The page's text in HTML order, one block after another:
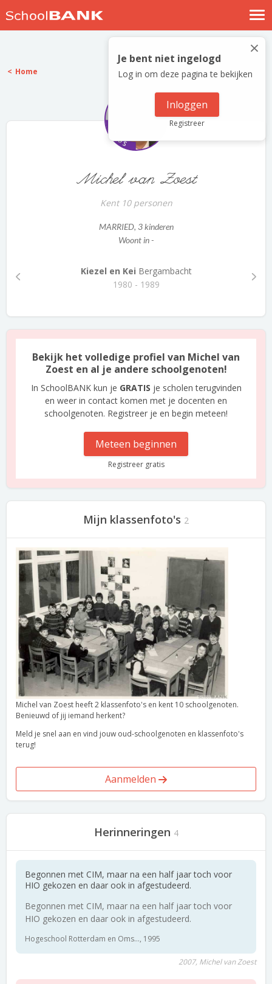
Nostalgische verhalen
Log in
Meld je gratis aan
×
Je bent niet ingelogd
Log in om deze pagina te bekijken
Inloggen
Registreer
Home
Michel van Zoest
Kent 10 personen
MARRIED, 3 kinderen
Woont in -
Kiezel en Kei Bergambacht
1980 - 1989
Bekijk het volledige profiel van Michel van
Zoest en al je andere schoolgenoten!
In SchoolBANK kun je GRATIS je scholen terugvinden
en weer in contact komen met je docenten en
schoolgenoten. Registreer je en begin meteen!
Meteen beginnen
Registreer gratis
Mijn klassenfoto's 2
Michel van Zoest heeft 2 klassenfoto's en kent 10 schoolgenoten.
Benieuwd of jij iemand herkent?
Meld je snel aan en vind jouw oud-schoolgenoten en klassenfoto's
terug!
Aanmelden
Herinneringen 4
Begonnen met CIM, maar na een half jaar toch voor
HIO gekozen en daar ook in afgestudeerd.
Begonnen met CIM, maar na een half jaar toch voor
HIO gekozen en daar ook in afgestudeerd.
Hogeschool Rotterdam en Oms..., 1995
2007, Michel van Zoest